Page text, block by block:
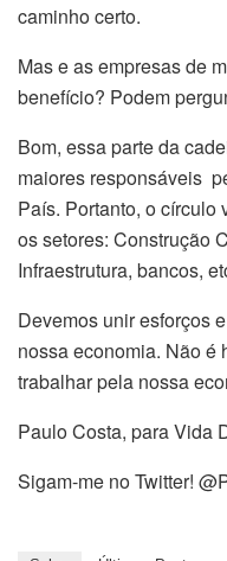
caminho certo.
Mas e as empresas de
benefício? Podem
Bom, essa parte da
maiores responsáveis
País. Portanto, o círculo
os setores: Construção
Infraestrutura, bancos,
Devemos unir esforços
nossa economia. Não é
trabalhar pela nossa
Paulo Costa, para Vida
Sigam-me no Twitter!